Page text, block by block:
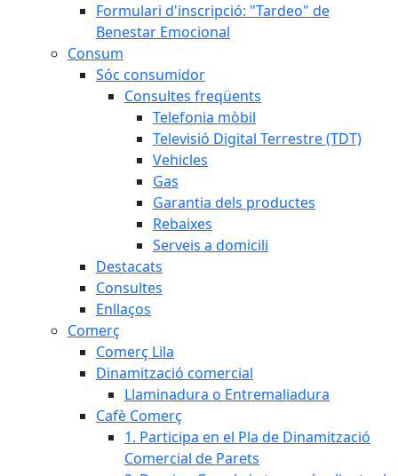
Formulari d'inscripció: "Tardeo" de
Benestar Emocional
Consum
Sóc consumidor
Consultes freqüents
Telefonia mòbil
Televisió Digital Terrestre (TDT)
Vehicles
Gas
Garantia dels productes
Rebaixes
Serveis a domicili
Destacats
Consultes
Enllaços
Comerç
Comerç Lila
Dinamització comercial
Llaminadura o Entremaliadura
Cafè Comerç
1. Participa en el Pla de Dinamització
Comercial de Parets